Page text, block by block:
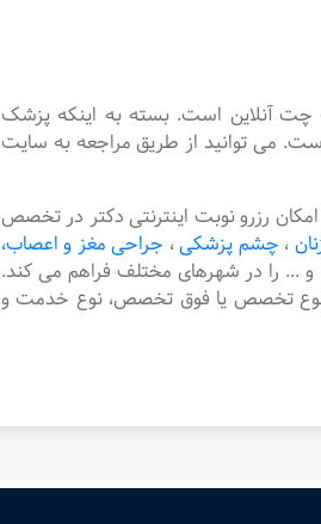
آنلاین است. بسته به اینکه پزشک
می توانید از طریق مراجعه به سایت
رزرو نوبت اینترنتی دکتر در تخصص
، چشم پزشکی، جراحی مغز و اعصاب،
و ... را در شهرهای مختلف فراهم می کند.
نوع تخصص یا فوق تخصص، نوع خدمت و